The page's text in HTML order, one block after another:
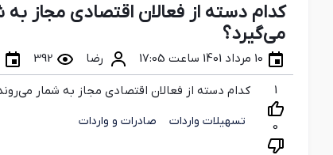
کدام دسته از فعالان اقتصادی مجاز
می‌گیرد؟
10 مرداد 1401 ساعت 17:05 رضا 392
1
0
کدام دسته از فعالان اقتصادی مجاز به شمار
تسهیلات واردات صادرات و واردات